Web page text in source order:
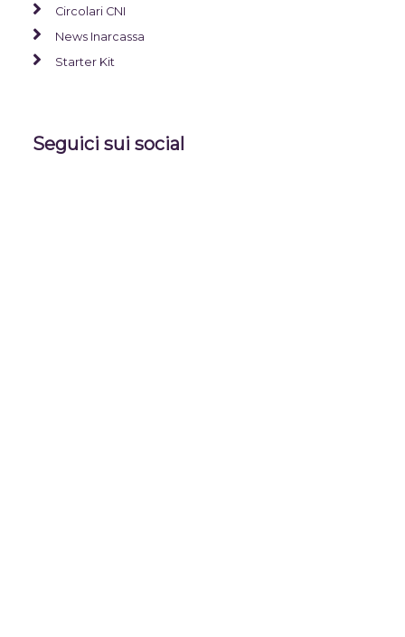
Circolari CNI
News Inarcassa
Starter Kit
Seguici sui social